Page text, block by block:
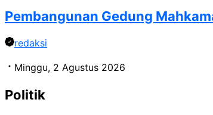
Pembangunan Gedung
redaksi
Minggu, 2 Agustus 2026
Politik